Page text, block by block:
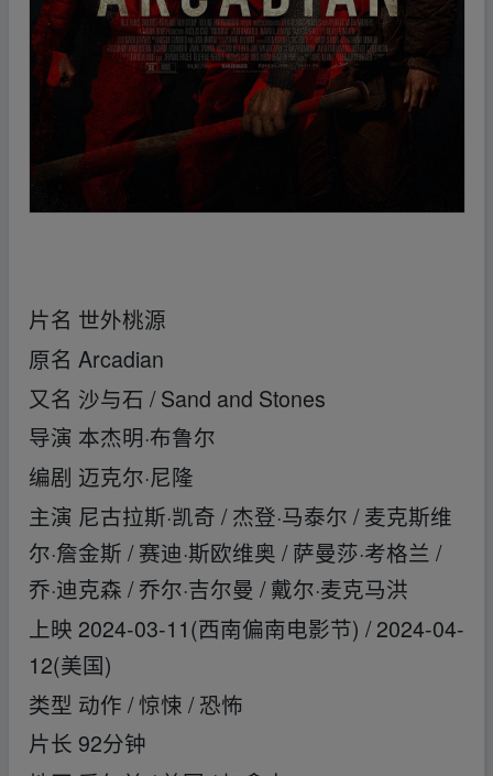
片名 世外桃源
原名 Arcadian
又名 沙与石 / Sand and Stones
导演 本杰明·布鲁尔
编剧 迈克尔·尼隆
主演 尼古拉斯·凯奇 / 杰登·马泰尔 / 麦克斯维
尔·詹金斯 / 赛迪·斯欧维奥 / 萨曼莎·考格兰 /
乔·迪克森 / 乔尔·吉尔曼 / 戴尔·麦克马洪
上映 2024-03-11(西南偏南电影节) / 2024-04-
12(美国)
类型 动作 / 惊悚 / 恐怖
片长 92分钟